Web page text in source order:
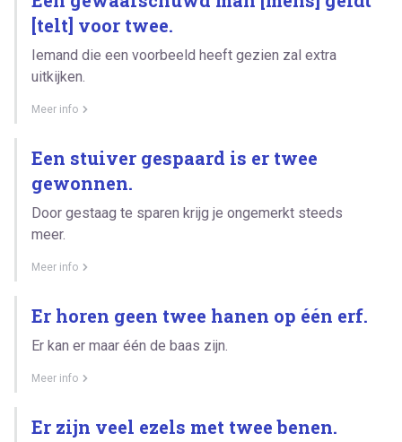
[telt] voor twee.
Iemand die een voorbeeld heeft gezien zal extra
uitkijken.
Meer info
Een stuiver gespaard is er twee
gewonnen.
Door gestaag te sparen krijg je ongemerkt steeds
meer.
Meer info
Er horen geen twee hanen op één erf.
Er kan er maar één de baas zijn.
Meer info
Er zijn veel ezels met twee benen.